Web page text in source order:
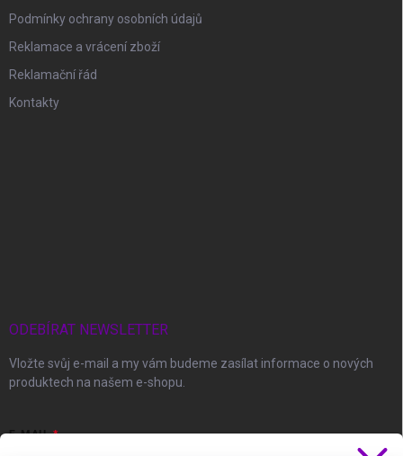
Podmínky ochrany osobních údajů
Reklamace a vrácení zboží
Reklamační řád
Kontakty
ODEBÍRAT NEWSLETTER
Vložte svůj e-mail a my vám budeme zasílat informace o nových
produktech na našem e-shopu.
E-MAIL